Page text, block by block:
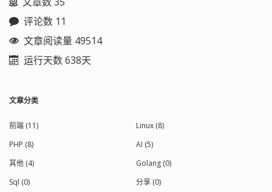
评论数 11
文章阅读量 49514
运行天数 638天
文章分类
前端 (11)
Linux (8)
PHP (8)
AI (5)
其他 (4)
Golang (0)
Sql (0)
分享 (0)